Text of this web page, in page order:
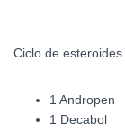
Ciclo de
1 Andropen
1 Decabol